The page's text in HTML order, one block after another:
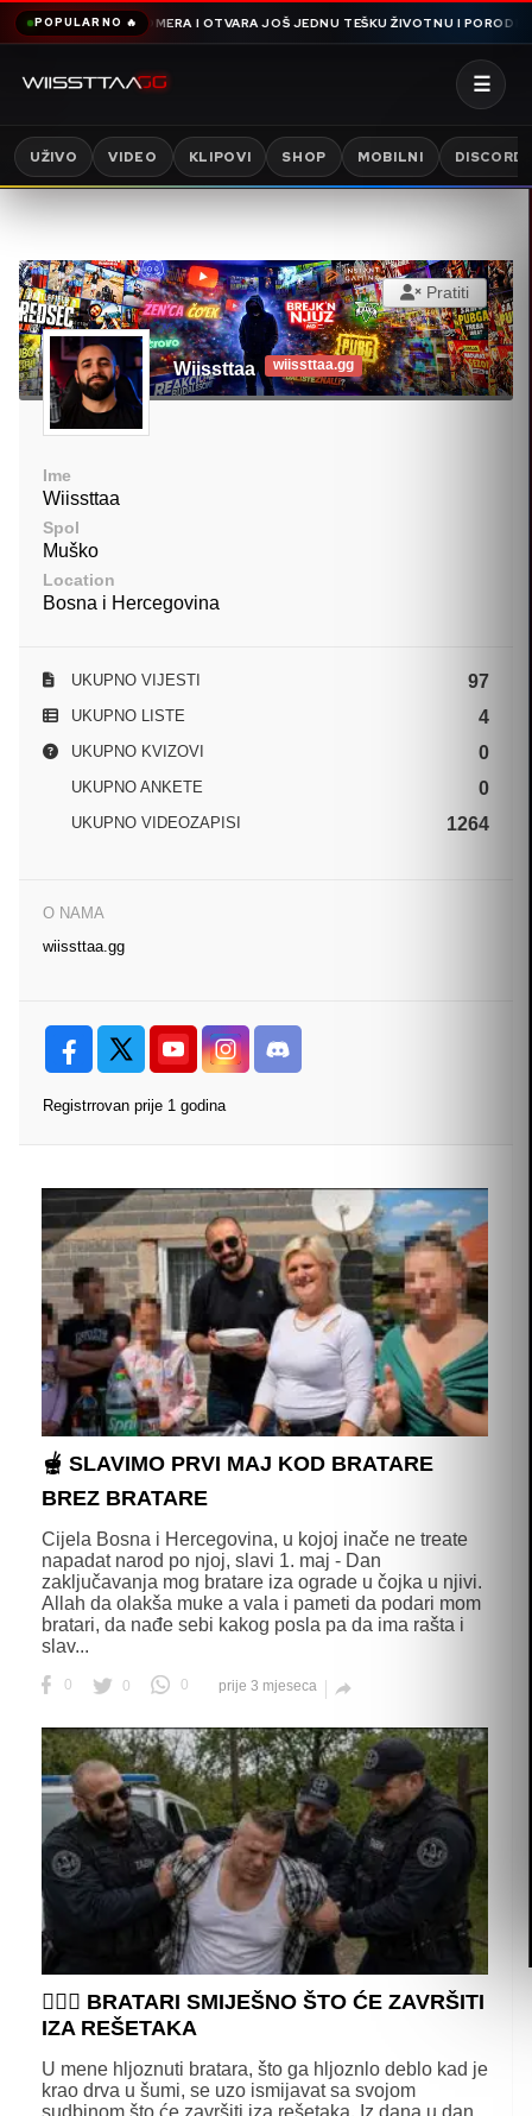
POPULARNO 🔥
OMERA I OTVARA JOŠ JEDNU TEŠKU ŽIVOTNU I PORODIČNU PRIČU PUNU
☰
UŽIVO VIDEO KLIPOVI SHOP MOBILNI DISCORD
Wiissttaa wiissttaa.gg
Pratiti
Ime
Wiissttaa
Spol
Muško
Location
Bosna i Hercegovina
UKUPNO VIJESTI 97
UKUPNO LISTE 4
UKUPNO KVIZOVI 0
UKUPNO ANKETE 0
UKUPNO VIDEOZAPISI 1264
O NAMA
wiissttaa.gg
Registrrovan prije 1 godina
🫕 SLAVIMO PRVI MAJ KOD BRATARE
BREZ BRATARE
Cijela Bosna i Hercegovina, u kojoj inače ne treate
napadat narod po njoj, slavi 1. maj - Dan
zaključavanja mog bratare iza ograde u čojka u njivi.
Allah da olakša muke a vala i pameti da podari mom
bratari, da nađe sebi kakog posla pa da ima rašta i
slav...
0 0 0 prije 3 mjeseca 
👮🏻‍♂️ BRATARI SMIJEŠNO ŠTO ĆE ZAVRŠITI
IZA REŠETAKA
U mene hljoznuti bratara, što ga hljoznlo deblo kad je
krao drva u šumi, se uzo ismijavat sa svojom
sudbinom što će završiti iza rešetaka. Iz dana u dan